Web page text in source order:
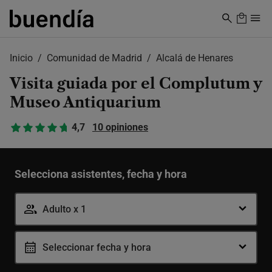
Skip
Inicio Comunidad de Madrid Alcalá de Henares
Visita guiada por el Complutum y
Museo Antiquarium
4,7 10 opiniones
Selecciona asistentes, fecha y hora
Adulto x 1
Seleccionar fecha y hora